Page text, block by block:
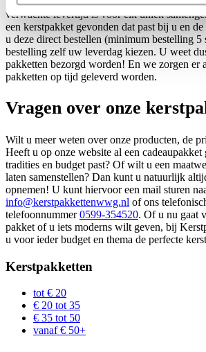
verwachte levertijd is voor elk uniek
een kerstpakket gevonden dat past bij u en
u deze direct bestellen (minimum bestelling
bestelling zelf uw leverdag kiezen. U weet
pakketten bezorgd worden! En we zorgen er
pakketten op tijd geleverd worden.
Vragen over onze
Wilt u meer weten over onze producten, de
Heeft u op onze website al een
tradities en budget past? Of wilt u een
laten samenstellen? Dan kunt u natuurlijk
opnemen! U kunt hiervoor een mail sturen
info@kerstpakkettenwwg.nl of ons
telefoonnummer0599-354520. Of u nu gaat
pakket of u iets moderns wilt geven, bij
u voor ieder budget en thema de perfecte
Kerstpakketten
tot € 20
€ 20 tot 35
€ 35 tot 50
vanaf € 50+